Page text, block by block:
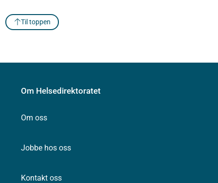
Til toppen
Om Helsedirektoratet
Om oss
Jobbe hos oss
Kontakt oss